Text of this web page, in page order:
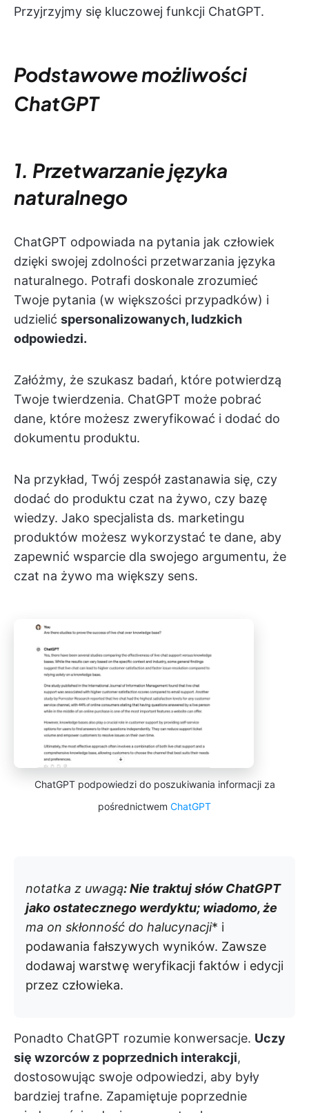
Przyjrzyjmy się kluczowej funkcji ChatGPT.
Podstawowe możliwości
ChatGPT
1. Przetwarzanie języka
naturalnego
ChatGPT odpowiada na pytania jak człowiek
dzięki swojej zdolności przetwarzania języka
naturalnego. Potrafi doskonale zrozumieć
Twoje pytania (w większości przypadków) i
udzielić spersonalizowanych, ludzkich
odpowiedzi.
Załóżmy, że szukasz badań, które potwierdzą
Twoje twierdzenia. ChatGPT może pobrać
dane, które możesz zweryfikować i dodać do
dokumentu produktu.
Na przykład, Twój zespół zastanawia się, czy
dodać do produktu czat na żywo, czy bazę
wiedzy. Jako specjalista ds. marketingu
produktów możesz wykorzystać te dane, aby
zapewnić wsparcie dla swojego argumentu, że
czat na żywo ma większy sens.
ChatGPT podpowiedzi do poszukiwania informacji za
pośrednictwem ChatGPT
notatka z uwagą: Nie traktuj słów ChatGPT
jako ostatecznego werdyktu; wiadomo, że
ma on skłonność do halucynacji* i
podawania fałszywych wyników. Zawsze
dodawaj warstwę weryfikacji faktów i edycji
przez człowieka.
Ponadto ChatGPT rozumie konwersacje. Uczy
się wzorców z poprzednich interakcji,
dostosowując swoje odpowiedzi, aby były
bardziej trafne. Zapamiętuje poprzednie